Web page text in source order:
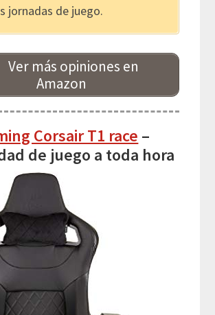
jornadas de juego.
Ver más opiniones en
Amazon
Corsair T1 race –
de juego a toda hora